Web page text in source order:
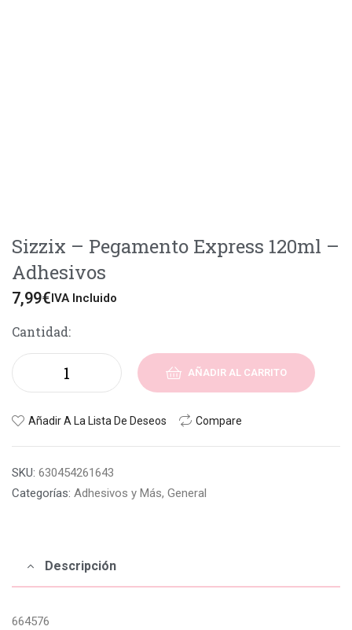
Sizzix – Pegamento Express 120ml –
Adhesivos
7,99€IVA Incluido
Cantidad:
AÑADIR AL CARRITO
Añadir A La Lista De Deseos Compare
SKU: 630454261643
Categorías: Adhesivos y Más, General
Descripción
664576